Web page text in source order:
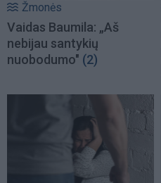
Žmonės
Vaidas Baumila: „Aš
nebijau santykių
nuobodumo" (2)